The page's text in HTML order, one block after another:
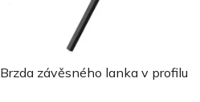
Brzda závěsného lanka v profilu